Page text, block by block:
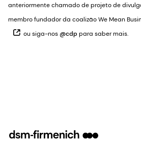
anteriormente chamado de projeto de
membro fundador da coalizão We Mean
ou siga-nos @cdp para saber mais.